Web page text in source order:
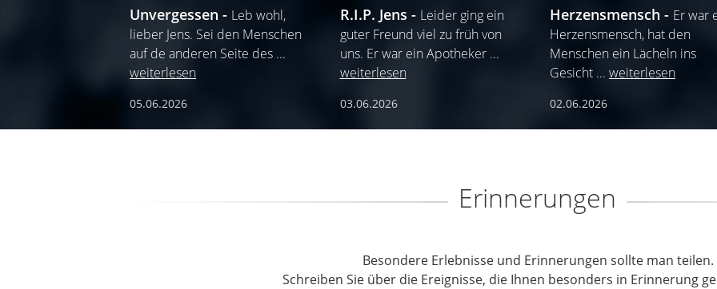
Unvergessen
Leb wohl,
lieber Jens. Sei den Menschen
auf de anderen Seite des ...
weiterlesen
05.06.2026
R.I.P. Jens
Leider ging ein
guter Freund viel zu früh von
uns. Er war ein Apotheker ...
weiterlesen
03.06.2026
Herzensmensch
Er war
Herzensmensch, hat den
Menschen ein Lächeln ins
Gesicht ... weiterlesen
02.06.2026
Erinnerungen
Besondere Erlebnisse und Erinnerungen sollte man teilen.
Schreiben Sie über die Ereignisse, die Ihnen besonders in Erinnerung